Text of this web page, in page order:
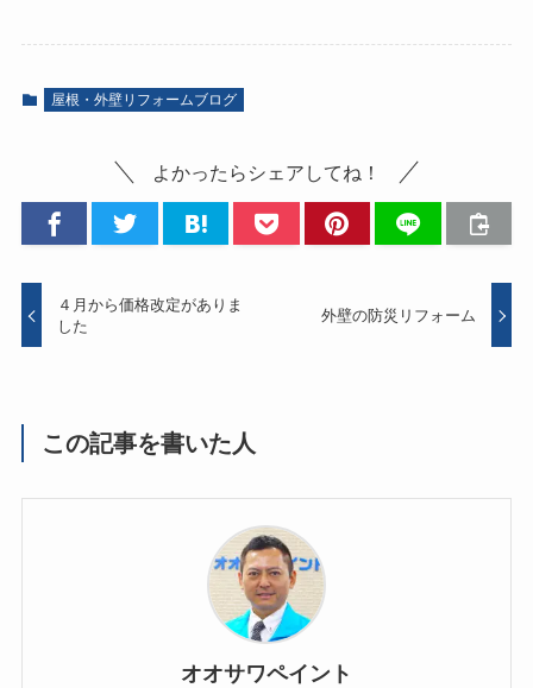
屋根・外壁リフォームブログ
よかったらシェアしてね！
４月から価格改定がありま
した
外壁の防災リフォーム
この記事を書いた人
オオサワペイント